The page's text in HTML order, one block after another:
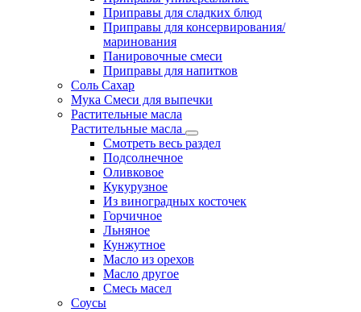
Приправы для сладких блюд
Приправы для консервирования/
маринования
Панировочные смеси
Приправы для напитков
Соль Сахар
Мука Смеси для выпечки
Растительные масла
Растительные масла
Смотреть весь раздел
Подсолнечное
Оливковое
Кукурузное
Из виноградных косточек
Горчичное
Льняное
Кунжутное
Масло из орехов
Масло другое
Смесь масел
Соусы